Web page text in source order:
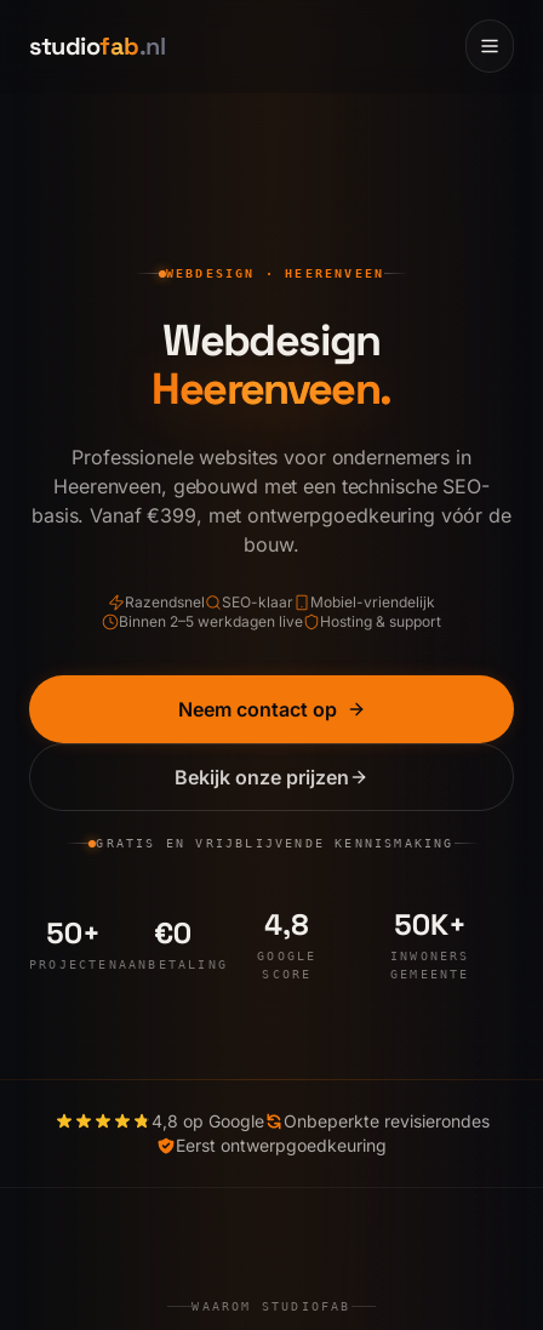
studiofab.nl
Portfolio 03
Over 0 5
Contact 06
Neem contact op
TAAL
WEBDESIGN ·HEERENVEEN
Webdesign
Heerenveen.
Professionele websites voor ondernemers in
Heerenveen, gebouwd met een technische SEO-
basis. Vanaf €399, met ontwerpgoedkeuring vóór de
bouw.
Razendsnel SEO-klaar
Mobiel-vriendelijk
Binnen 2–5 werkdagen live
Hosting & support
Neem contact op
Bekijk onze prijzen
GRATIS EN VRIJBLIJVENDE KENNISMAKING
50+
PROJECTEN
€0
AANBETALING
4,8
GOOGLE
SCORE
50K+
INWONERS
GEMEENTE
4,8 op Google
Onbeperkte revisierondes
Eerst ontwerpgoedkeuring
WAAROM STUDIOFAB